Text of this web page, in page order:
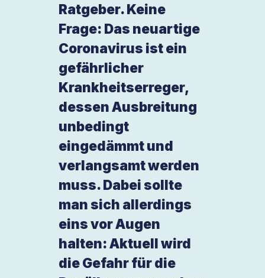
Ratgeber. Keine
Frage: Das neuartige
Coronavirus ist ein
gefährlicher
Krankheitserreger,
dessen Ausbreitung
unbedingt
eingedämmt und
verlangsamt werden
muss. Dabei sollte
man sich allerdings
eins vor Augen
halten: Aktuell wird
die Gefahr für die